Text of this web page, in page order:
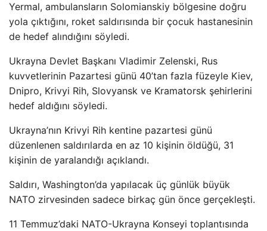
Yermal, ambulansların Solomianskiy bölgesine doğru
yola çıktığını, roket saldırısında bir çocuk hastanesinin
de hedef alındığını söyledi.
Ukrayna Devlet Başkanı Vladimir Zelenski, Rus
kuvvetlerinin Pazartesi günü 40’tan fazla füzeyle Kiev,
Dnipro, Krivyi Rih, Slovyansk ve Kramatorsk şehirlerini
hedef aldığını söyledi.
Ukrayna’nın Krivyi Rih kentine pazartesi günü
düzenlenen saldırılarda en az 10 kişinin öldüğü, 31
kişinin de yaralandığı açıklandı.
Saldırı, Washington’da yapılacak üç günlük büyük
NATO zirvesinden sadece birkaç gün önce gerçekleşti.
11 Temmuz’daki NATO-Ukrayna Konseyi toplantısında